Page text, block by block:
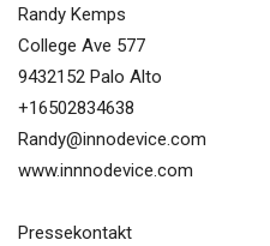
Randy Kemps
College Ave 577
9432152 Palo Alto
+16502834638
Randy@innodevice.com
www.innnodevice.com
Pressekontakt